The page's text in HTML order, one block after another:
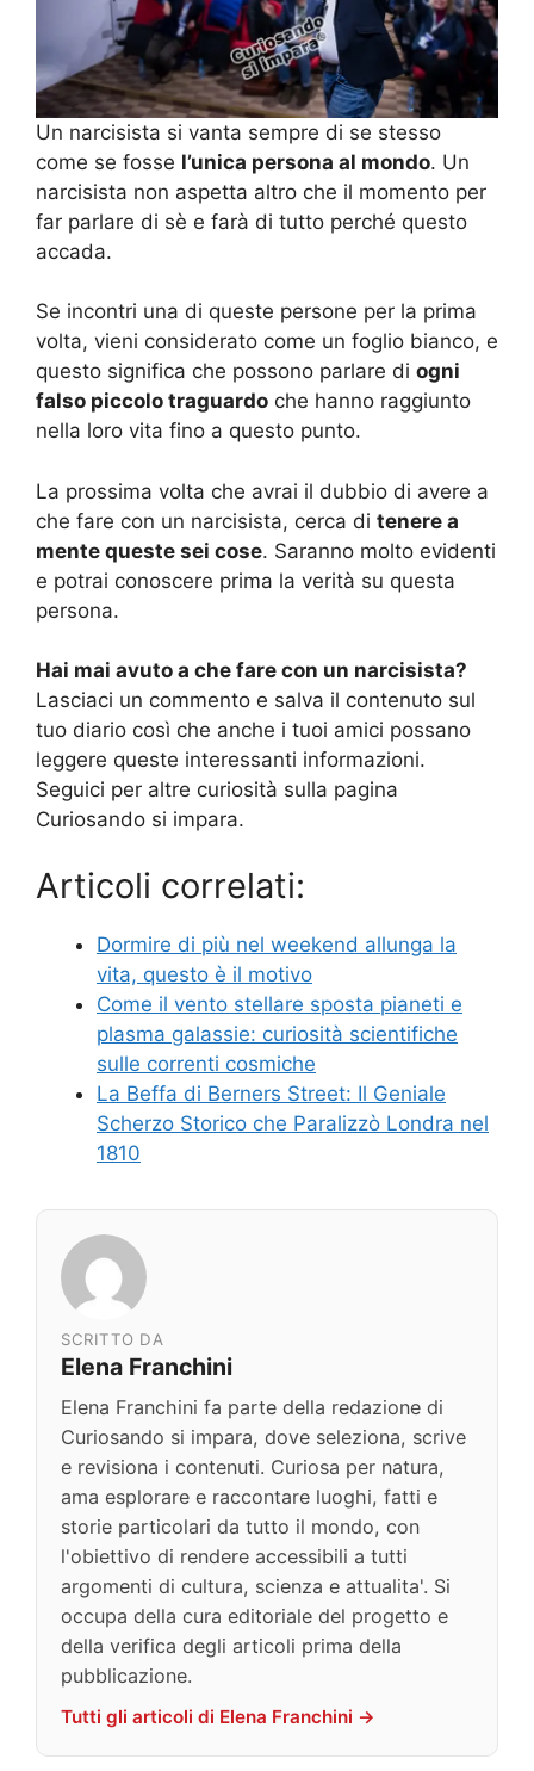
Un narcisista si vanta sempre di se stesso
come se fosse l’unica persona al mondo. Un
narcisista non aspetta altro che il momento per
far parlare di sè e farà di tutto perché questo
accada.
Se incontri una di queste persone per la prima
volta, vieni considerato come un foglio bianco, e
questo significa che possono parlare di ogni
falso piccolo traguardo che hanno raggiunto
nella loro vita fino a questo punto.
La prossima volta che avrai il dubbio di avere a
che fare con un narcisista, cerca di tenere a
mente queste sei cose. Saranno molto evidenti
e potrai conoscere prima la verità su questa
persona.
Hai mai avuto a che fare con un narcisista?
Lasciaci un commento e salva il contenuto sul
tuo diario così che anche i tuoi amici possano
leggere queste interessanti informazioni.
Seguici per altre curiosità sulla pagina
Curiosando si impara.
Articoli correlati:
Dormire di più nel weekend allunga la
vita, questo è il motivo
Come il vento stellare sposta pianeti e
plasma galassie: curiosità scientifiche
sulle correnti cosmiche
La Beffa di Berners Street: Il Geniale
Scherzo Storico che Paralizzò Londra nel
1810
SCRITTO DA
Elena Franchini
Elena Franchini fa parte della redazione di
Curiosando si impara, dove seleziona, scrive
e revisiona i contenuti. Curiosa per natura,
ama esplorare e raccontare luoghi, fatti e
storie particolari da tutto il mondo, con
l'obiettivo di rendere accessibili a tutti
argomenti di cultura, scienza e attualita'. Si
occupa della cura editoriale del progetto e
della verifica degli articoli prima della
pubblicazione.
Tutti gli articoli di Elena Franchini →